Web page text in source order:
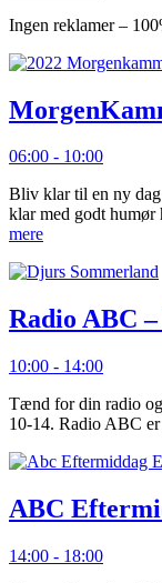
Ingen reklamer –
06:00 - 10:00
Bliv klar til en ny dag
klar med godt humør
mere
Radio ABC
10:00 - 14:00
Tænd for din radio og
10-14. Radio ABC
ABC
14:00 - 18:00